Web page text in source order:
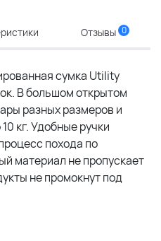
Отзывы 0
сумка Utility
В большом открытом
разных размеров и
кг. Удобные ручки
похода по
материал не пропускает
не промокнут под